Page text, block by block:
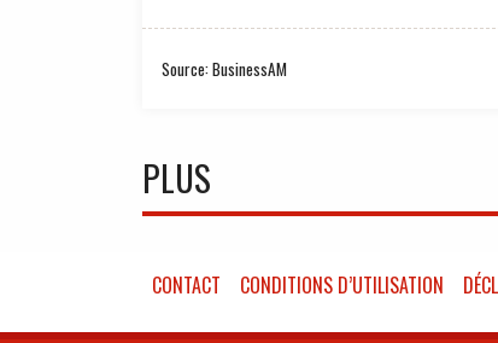
Source: BusinessAM
PLUS
CONTACT CONDITIONS D’UTILISATION